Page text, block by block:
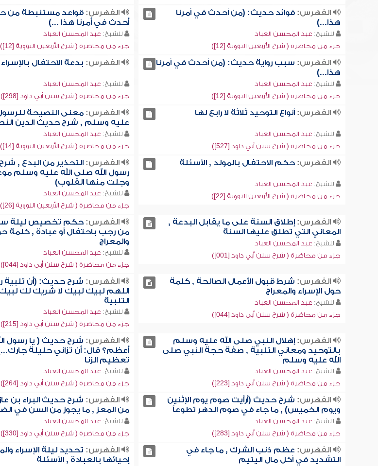
الفهرس:فوائد حديث: (من أحدث في أمرنا
هذا...)
للشيخ: عبد المحسن العباد
جزء من محاضرة ( شرح الأربعين النووية [12])
الفهرس: قواعد مستنبطة من
أحدث في أمرنا هذا ...)
للشيخ: عبد المحسن العباد
جزء من محاضرة ( شرح الأربعين النووية [12])
الفهرس: سبب رواية حديث: (من أحدث في أمرنا
هذا...)
للشيخ: عبد المحسن العباد
جزء من محاضرة ( شرح الأربعين النووية [12])
الفهرس: بدعة الاحتفال بالإسراء
للشيخ: عبد المحسن العباد
جزء من محاضرة ( شرح سنن أبي داود [298])
الفهرس:أنواع التوحيد ثلاثة لا رابع لها
للشيخ: عبد المحسن العباد
جزء من محاضرة ( شرح سنن أبي داود [527])
الفهرس: معنى النصيحة
عليه وسلم , شرح حديث الدين
للشيخ: عبد المحسن العباد
جزء من محاضرة ( شرح الأربعين النووية [14])
الفهرس:حكم الاحتفال بالمولد , الأسئلة
للشيخ: عبد المحسن العباد
جزء من محاضرة ( شرح الأربعين النووية [22])
الفهرس: التحذير من البدع ,
رسول الله صلى الله عليه وسلم
وجلت منها القلوب)
للشيخ: عبد المحسن العباد
جزء من محاضرة ( شرح الأربعين النووية [26])
الفهرس:إطلاق السنة على ما يقابل البدعة ,
المعاني التي تطلق عليها السنة
للشيخ: عبد المحسن العباد
جزء من محاضرة ( شرح سنن أبي داود [001])
الفهرس: حكم تخصيص ليلة
من رجب باحتفال أو عبادة , كلمة
والمعراج
للشيخ: عبد المحسن العباد
جزء من محاضرة ( شرح سنن أبي داود [044])
الفهرس: شرط قبول الأعمال الصالحة , كلمة
حول الإسراء والمعراج
للشيخ: عبد المحسن العباد
جزء من محاضرة ( شرح سنن أبي داود [044])
الفهرس: شرح حديث: (أن تلبية
اللهم لبيك لبيك لا شريك لك
التلبية
للشيخ: عبد المحسن العباد
جزء من محاضرة ( شرح سنن أبي داود [215])
الفهرس:إهلال النبي صلى الله عليه وسلم
بالتوحيد ومعاني التلبية , صفة حجة النبي صلى
الله عليه وسلم
للشيخ: عبد المحسن العباد
جزء من محاضرة ( شرح سنن أبي داود [223])
الفهرس: شرح حديث ( يا رسول
أعظم؟ قال: أن تزاني حليلة
تعظيم الزنا
للشيخ: عبد المحسن العباد
جزء من محاضرة ( شرح سنن أبي داود [264])
الفهرس: شرح حديث (أرأيت صوم يوم الإثنين
ويوم الخميس) , ما جاء في صوم الدهر تطوعاً
للشيخ: عبد المحسن العباد
جزء من محاضرة ( شرح سنن أبي داود [283])
الفهرس: شرح حديث البراء بن
من المعز , ما يجوز من السن في
للشيخ: عبد المحسن العباد
جزء من محاضرة ( شرح سنن أبي داود [330])
الفهرس: عظم ذنب الشرك , ما جاء في
التشديد في أكل مال اليتيم
الفهرس: تحديد ليلة الإسراء
إحيائها بالعبادة , الأسئلة